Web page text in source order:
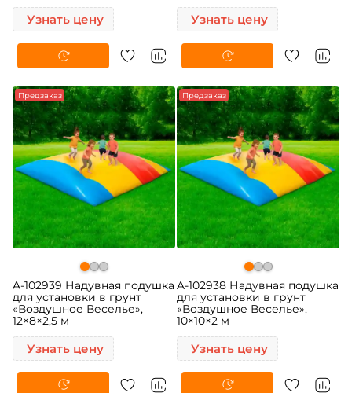
Узнать цену Узнать цену
Предзаказ
A-102939 Надувная подушка
для установки в грунт
«Воздушное Веселье»,
12×8×2,5 м
Узнать цену
Предзаказ
A-102938 Надувная подушка
для установки в грунт
«Воздушное Веселье»,
10×10×2 м
Узнать цену